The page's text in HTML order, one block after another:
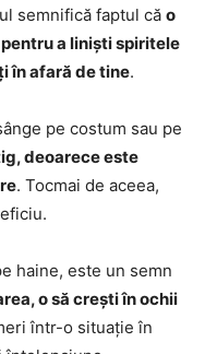
semnifică faptul că o
a liniști spiritele
în afară de tine.
pe costum sau pe
deoarece este
. Tocmai de aceea,
haine, este un semn
o să crești în ochii
într-o situație în